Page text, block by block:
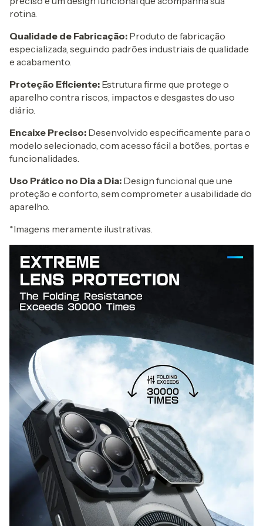
rotina.
Qualidade de Fabricação: Produto de fabricação
especializada, seguindo padrões industriais de qualidade
e acabamento.
Proteção Eficiente: Estrutura firme que protege o
aparelho contra riscos, impactos e desgastes do uso
diário.
Encaixe Preciso: Desenvolvido especificamente para o
modelo selecionado, com acesso fácil a botões, portas e
funcionalidades.
Uso Prático no Dia a Dia: Design funcional que une
proteção e conforto, sem comprometer a usabilidade do
aparelho.
*Imagens meramente ilustrativas.